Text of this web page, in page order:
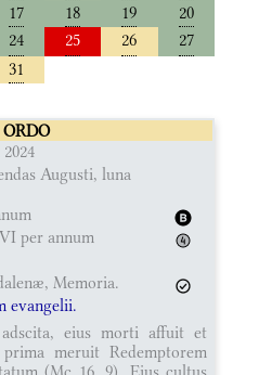
17 18 19
20
24 25 26
27
31
ORDO
Augusti, luna
per annum
Memoria.
evangelii.
eius morti affuit et
meruit Redemptorem